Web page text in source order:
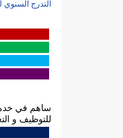
التدرج السنوي
ساهم في
للتوظيف و